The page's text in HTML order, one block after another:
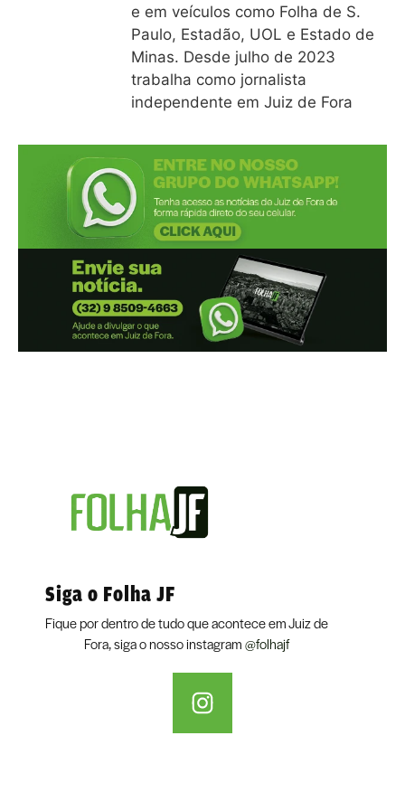
e em veículos como Folha de S.
Paulo, Estadão, UOL e Estado de
Minas. Desde julho de 2023
trabalha como jornalista
independente em Juiz de Fora
Siga o Folha JF
Fique por dentro de tudo que acontece em Juiz de
Fora, siga o nosso instagram@folhajf